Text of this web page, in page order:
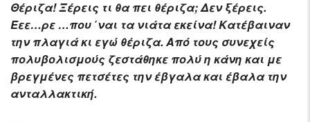
Θέριζα! Ξέρεις τι θα πει θέριζα; Δεν ξέρεις.
Έεε…ρε …που ΄ναι τα νιάτα εκείνα! Κατέβαιναν
την πλαγιά κι εγώ θέριζα. Από τους συνεχείς
πολυβολισμούς ζεστάθηκε πολύ η κάνη και με
βρεγμένες πετσέτες την έβγαλα και έβαλα την
ανταλλακτική.